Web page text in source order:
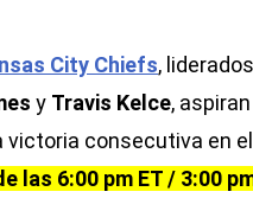
City Chiefs,
y Travis Kelce,
victoria consecutiva en el
las 6:00 pm ET / 3:00